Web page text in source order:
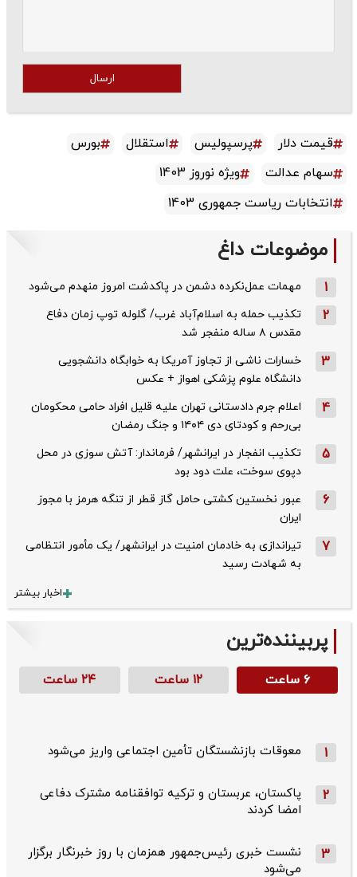
ارسال
قیمت دلار پرسپولیس استقلال
بورس
سهام عدالت
ویژه نوروز 1403
انتخابات ریاست جمهوری 1403
موضوعات داغ
1 مهمات عمل‌نکرده دشمن در پاکدشت امروز منهدم می‌شود
2
تکذیب حمله به اسلام‌آباد غرب/ گلوله توپ زمان دفاع
مقدس ۸ ساله منفجر شد
3
خسارات ناشی از تجاوز آمریکا به خوابگاه دانشجویی
دانشگاه علوم پزشکی اهواز + عکس
4
اعلام جرم دادستانی تهران علیه قلیل افراد حامی محکومان
بی‌رحم و کودتای دی‌ ۱۴۰۴ و جنگ رمضان
5
تکذیب ‌انفجار در ایرانشهر/ فرماندار: آتش سوزی در محل
دپوی سوخت، علت دود بود
6
عبور نخستین کشتی حامل گاز قطر از تنگه هرمز با مجوز
ایران
7
تیراندازی به خادمان امنیت در ایرانشهر/ یک مأمور انتظامی
به شهادت رسید
اخبار بیشتر
پربیننده‌ترین
۶ ساعت ۱۲ ساعت ۲۴ ساعت
1 معوقات بازنشستگان تأمین اجتماعی واریز می‌شود
2
پاکستان، عربستان و ترکیه توافقنامه مشترک دفاعی
امضا کردند
3
نشست خبری رئیس‌جمهور همزمان با روز خبرنگار برگزار
می‌شود